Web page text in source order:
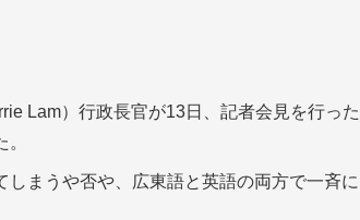
Lam）行政長官が13日、記者会見を行った
まうや否や、広東語と英語の両方で一斉に